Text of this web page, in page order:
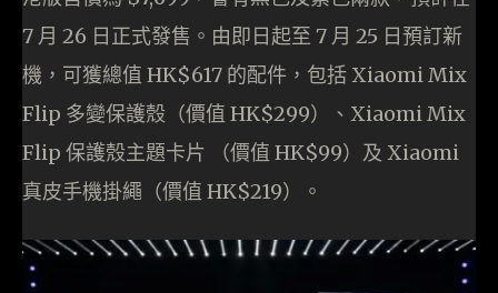
7 月 26 日正式發售。由即日起至 7 月 25 日預訂新
機，可獲總值 HK$617 的配件，包括 Xiaomi Mix
Flip 多變保護殼（價值 HK$299）、Xiaomi Mix
Flip 保護殼主題卡片 （價值 HK$99）及 Xiaomi
真皮手機掛繩（價值 HK$219）。